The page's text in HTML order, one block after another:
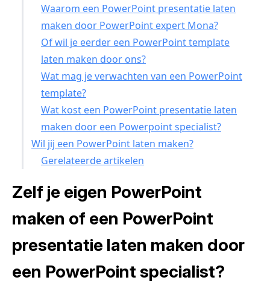
Waarom een PowerPoint presentatie laten
maken door PowerPoint expert Mona?
Of wil je eerder een PowerPoint template
laten maken door ons?
Wat mag je verwachten van een PowerPoint
template?
Wat kost een PowerPoint presentatie laten
maken door een Powerpoint specialist?
Wil jij een PowerPoint laten maken?
Gerelateerde artikelen
Zelf je eigen PowerPoint
maken of een PowerPoint
presentatie laten maken door
een PowerPoint specialist?